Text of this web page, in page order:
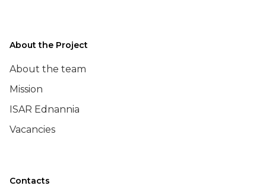
About the Project
About the team
Mission
ISAR Ednannia
Vacancies
Contacts